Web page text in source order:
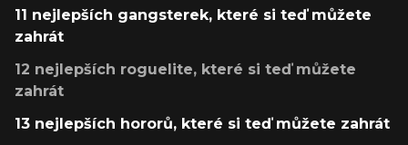
11 nejlepších gangsterek, které si teď můžete
zahrát
12 nejlepších roguelite, které si teď můžete
zahrát
13 nejlepších hororů, které si teď můžete zahrát